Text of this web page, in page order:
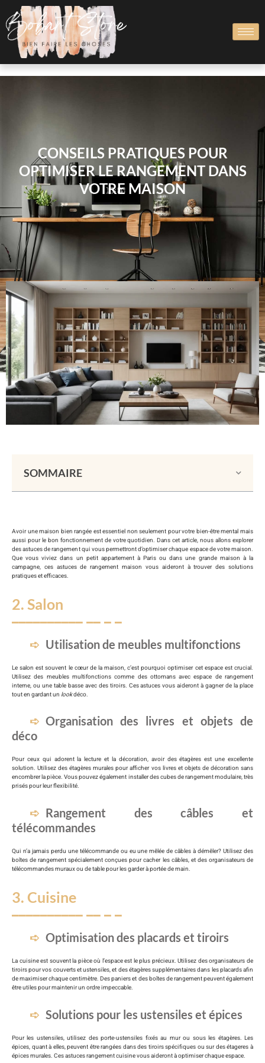
CONSEILS PRATIQUES POUR
OPTIMISER LE RANGEMENT DANS
VOTRE MAISON
SOMMAIRE
Avoir une maison bien rangée est essentiel non seulement pour votre bien-être mental mais
aussi pour le bon fonctionnement de votre quotidien. Dans cet article, nous allons explorer
des astuces de rangement qui vous permettront d’optimiser chaque espace de votre maison.
Que vous viviez dans un petit appartement à Paris ou dans une grande maison à la
campagne, ces astuces de rangement maison vous aideront à trouver des solutions
pratiques et efficaces.
2. Salon
Utilisation de meubles multifonctions
Le salon est souvent le cœur de la maison, c’est pourquoi optimiser cet espace est crucial.
Utilisez des meubles multifonctions comme des ottomans avec espace de rangement
interne, ou une table basse avec des tiroirs. Ces astuces vous aideront à gagner de la place
tout en gardant un lookdéco.
Organisation des livres et objets de
déco
Pour ceux qui adorent la lecture et la décoration, avoir des étagères est une excellente
solution. Utilisez des étagères murales pour afficher vos livres et objets de décoration sans
encombrer la pièce. Vous pouvez également installer des cubes de rangement modulaire, très
prisés pour leur flexibilité.
Rangement des câbles et
télécommandes
Qui n’a jamais perdu une télécommande ou eu une mêlée de câbles à démêler? Utilisez des
boîtes de rangement spécialement conçues pour cacher les câbles, et des organisateurs de
télécommandes muraux ou de table pour les garder à portée de main.
3. Cuisine
Optimisation des placards et tiroirs
La cuisine est souvent la pièce où l’espace est le plus précieux. Utilisez des organisateurs de
tiroirs pour vos couverts et ustensiles, et des étagères supplémentaires dans les placards afin
de maximiser chaque centimètre. Des paniers et des boîtes de rangement peuvent également
être utiles pour maintenir un ordre impeccable.
Solutions pour les ustensiles et épices
Pour les ustensiles, utilisez des porte-ustensiles fixés au mur ou sous les étagères. Les
épices, quant à elles, peuvent être rangées dans des tiroirs spécifiques ou sur des étageres à
épices murales. Ces astuces rangement cuisine vous aideront à optimiser chaque espace.